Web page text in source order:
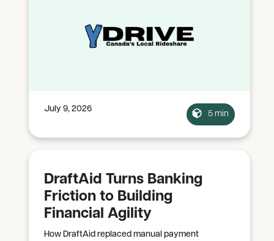
July 9, 2026
5 min
DraftAid Turns Banking
Friction to Building
Financial Agility
How DraftAid replaced manual payment